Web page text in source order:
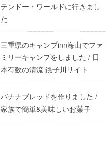
テンドー・ワールドに行きまし
た
三重県のキャンプinn海山でファ
ミリーキャンプをしました / 日
本有数の清流 銚子川サイト
バナナブレッドを作りました /
家族で簡単&美味しいお菓子